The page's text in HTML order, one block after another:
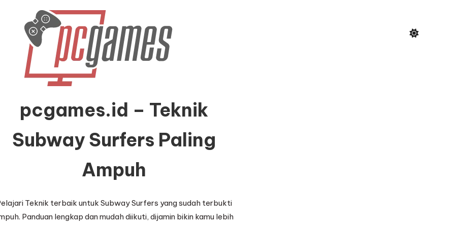
pcgames.id – Teknik
Subway Surfers Paling
Ampuh
Teknik terbaik untuk Subway Surfers yang sudah terbukti
Panduan lengkap dan mudah diikuti, dijamin bikin kamu lebih